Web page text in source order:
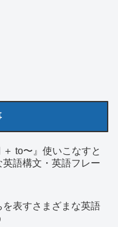
＋ to〜』使いこなすと
英語構文・英語フレー
を表すさまざまな英語